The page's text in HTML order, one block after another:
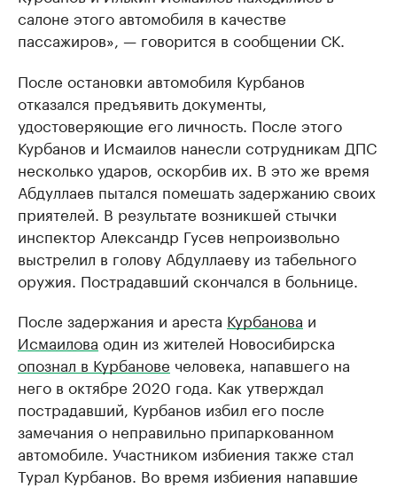
салоне этого автомобиля в качестве
пассажиров», — говорится в сообщении СК.
После остановки автомобиля Курбанов
отказался предъявить документы,
удостоверяющие его личность. После этого
Курбанов и Исмаилов нанесли сотрудникам ДПС
несколько ударов, оскорбив их. В это же время
Абдуллаев пытался помешать задержанию своих
приятелей. В результате возникшей стычки
инспектор Александр Гусев непроизвольно
выстрелил в голову Абдуллаеву из табельного
оружия. Пострадавший скончался в больнице.
После задержания и ареста Курбанова и
Исмаилова один из жителей Новосибирска
опознал в Курбанове человека, напавшего на
него в октябре 2020 года. Как утверждал
пострадавший, Курбанов избил его после
замечания о неправильно припаркованном
автомобиле. Участником избиения также стал
Турал Курбанов. Во время избиения напавшие